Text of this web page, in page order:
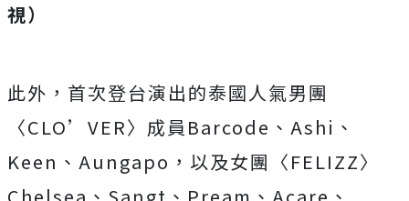
視）
此外，首次登台演出的泰國人氣男團
〈CLO’VER〉成員 Barcode 、 Ashi 、
Keen 、 Aungapo ，以及女團〈FELIZZ〉